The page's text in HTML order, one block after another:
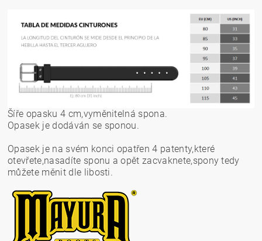
Šíře opasku 4 cm,vyměnitelná spona.
Opasek je dodáván se sponou.
Opasek je na svém konci opatřen 4 patenty,které
otevřete,nasadíte sponu a opět zacvaknete,spony tedy
můžete měnit dle libosti.